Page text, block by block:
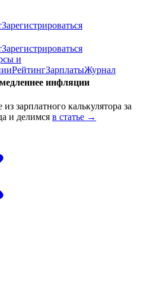
Зарегистрироваться
Зарегистрироваться
и
РейтингЗарплатыЖурнал
инфляции
зарплатного калькулятора за
и делимся в статье →